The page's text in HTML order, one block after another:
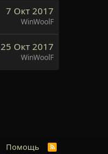
7 Окт 2017
WinWoolF
25 Окт 2017
WinWoolF
Помощь
R